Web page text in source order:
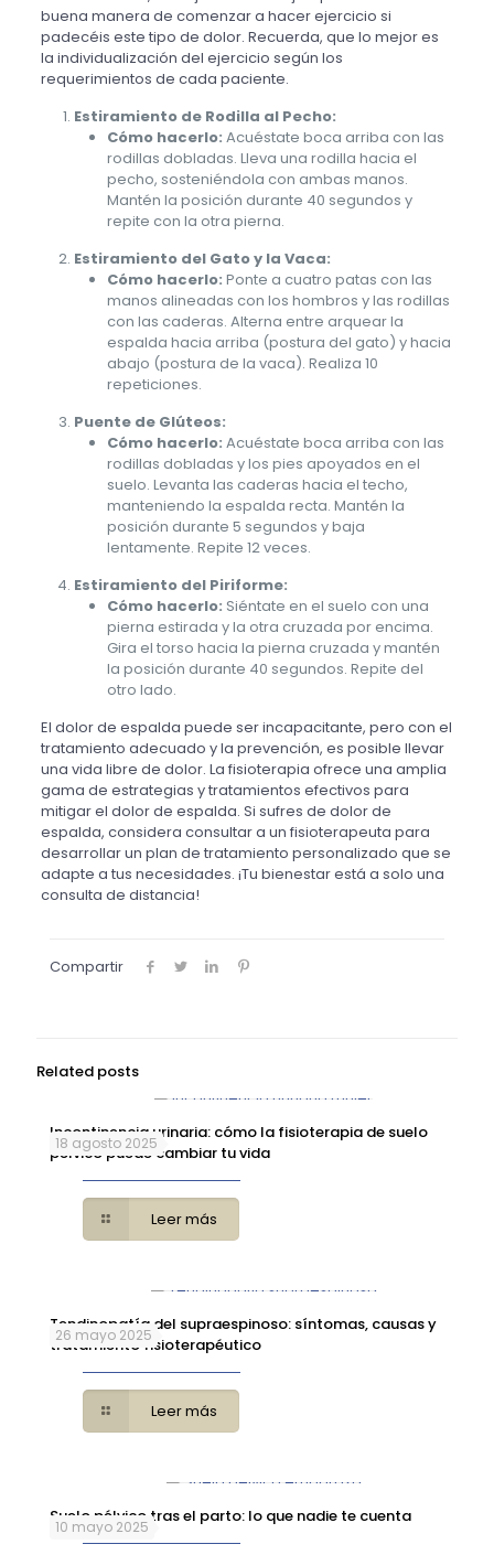
buena manera de comenzar a hacer ejercicio si
padecéis este tipo de dolor. Recuerda, que lo mejor es
la individualización del ejercicio según los
requerimientos de cada paciente.
Estiramiento de Rodilla al Pecho:
Cómo hacerlo: Acuéstate boca arriba con las
rodillas dobladas. Lleva una rodilla hacia el
pecho, sosteniéndola con ambas manos.
Mantén la posición durante 40 segundos y
repite con la otra pierna.
Estiramiento del Gato y la Vaca:
Cómo hacerlo: Ponte a cuatro patas con las
manos alineadas con los hombros y las rodillas
con las caderas. Alterna entre arquear la
espalda hacia arriba (postura del gato) y hacia
abajo (postura de la vaca). Realiza 10
repeticiones.
Puente de Glúteos:
Cómo hacerlo: Acuéstate boca arriba con las
rodillas dobladas y los pies apoyados en el
suelo. Levanta las caderas hacia el techo,
manteniendo la espalda recta. Mantén la
posición durante 5 segundos y baja
lentamente. Repite 12 veces.
Estiramiento del Piriforme:
Cómo hacerlo: Siéntate en el suelo con una
pierna estirada y la otra cruzada por encima.
Gira el torso hacia la pierna cruzada y mantén
la posición durante 40 segundos. Repite del
otro lado.
El dolor de espalda puede ser incapacitante, pero con el
tratamiento adecuado y la prevención, es posible llevar
una vida libre de dolor. La fisioterapia ofrece una amplia
gama de estrategias y tratamientos efectivos para
mitigar el dolor de espalda. Si sufres de dolor de
espalda, considera consultar a un fisioterapeuta para
desarrollar un plan de tratamiento personalizado que se
adapte a tus necesidades. ¡Tu bienestar está a solo una
consulta de distancia!
Compartir
Related posts
18 agosto 2025
Incontinencia urinaria: cómo la fisioterapia de suelo
pélvico puede cambiar tu vida
Leer más
26 mayo 2025
Tendinopatía del supraespinoso: síntomas, causas y
tratamiento fisioterapéutico
Leer más
10 mayo 2025
Suelo pélvico tras el parto: lo que nadie te cuenta